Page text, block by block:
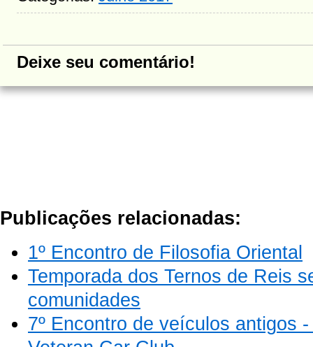
Deixe seu comentário!
Publicações relacionadas:
1º Encontro de Filosofia Oriental
Temporada dos Ternos de Reis
comunidades
7º Encontro de veículos antigos